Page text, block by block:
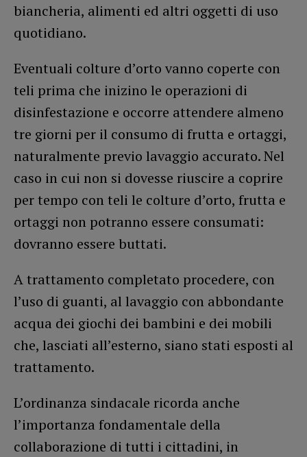
biancheria, alimenti ed altri oggetti di uso
quotidiano.
Eventuali colture d’orto vanno coperte con
teli prima che inizino le operazioni di
disinfestazione e occorre attendere almeno
tre giorni per il consumo di frutta e ortaggi,
naturalmente previo lavaggio accurato. Nel
caso in cui non si dovesse riuscire a coprire
per tempo con teli le colture d’orto, frutta e
ortaggi non potranno essere consumati:
dovranno essere buttati.
A trattamento completato procedere, con
l’uso di guanti, al lavaggio con abbondante
acqua dei giochi dei bambini e dei mobili
che, lasciati all’esterno, siano stati esposti al
trattamento.
L’ordinanza sindacale ricorda anche
l’importanza fondamentale della
collaborazione di tutti i cittadini, in